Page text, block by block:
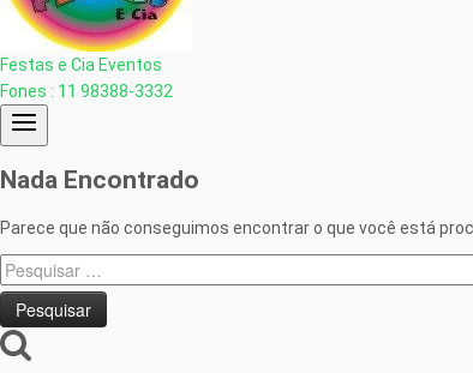
Festas e Cia Eventos
Fones : 11 98388-3332
Nada Encontrado
Parece que não conseguimos encontrar o que você está